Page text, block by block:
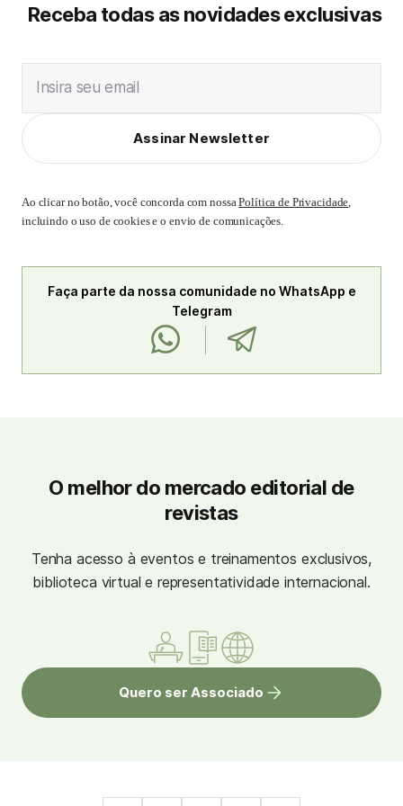
Receba todas as novidades exclusivas
Insira seu email
Assinar Newsletter
Ao clicar no botão, você concorda com nossaPolítica de Privacidade,
incluindo o uso de cookies e o envio de comunicações.
Faça parte da nossa comunidade no WhatsApp e
Telegram
O melhor do mercado editorial de
revistas
Tenha acesso à eventos e treinamentos exclusivos,
biblioteca virtual e representatividade internacional.
Quero ser Associado